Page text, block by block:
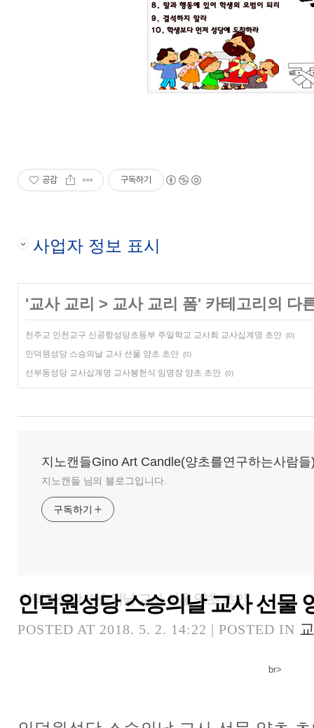
공감 구독하기
사업자 정보 표시
'교사 교리 > 교사 교리 폼' 카테고리의 다
천주교 인천교구 신공항성당초등부 주일학교 교사회 교사십계명 초안 (0)
인덕원성당 스승의날 교사 선물 양초 초안 (0)
선부동성당 교사십계명 교사봉헌식 임명장 양초 초안 (0)
지노캔들Gino Art Candle(양초를연구하는사람들
지노캔들 님의 블로그입니다.
구독하기
인덕원성당 스승의날 교사 선물 양초 초안
인덕원성당 스승의날 교사 선물
POSTED AT 2018. 5. 2. 14:22 | POSTED IN
br>